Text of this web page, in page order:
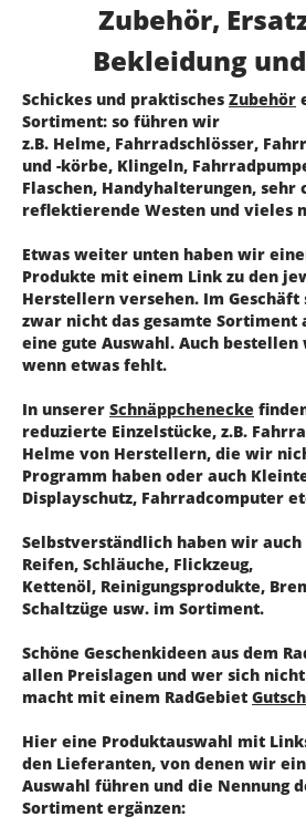
Zubehör,
Bekleidung
Schickes und praktisches Zubehör
Sortiment: so führen wir
z.B. Helme, Fahrradschlösser,
und -körbe, Klingeln,
Flaschen, Handyhalterungen, sehr
reflektierende Westen und vieles
Etwas weiter unten haben wir
Produkte mit einem Link zu den
Herstellern versehen. Im
zwar nicht das gesamte Sortiment
eine gute Auswahl. Auch bestellen
wenn etwas fehlt.
In unserer Schnäppchenecke
reduzierte Einzelstücke, z.B.
Helme von Herstellern, die wir
Programm haben oder auch
Displayschutz, Fahrradcomputer
Selbstverständlich haben wir
Reifen, Schläuche, Flickzeug,
Kettenöl, Reinigungsprodukte,
Schaltzüge usw. im Sortiment.
Schöne Geschenkideen aus dem
allen Preislagen und wer sich
macht mit einem RadGebiet
Hier eine Produktauswahl mit
den Lieferanten, von denen wir
Auswahl führen und die Nennung
Sortiment ergänzen: